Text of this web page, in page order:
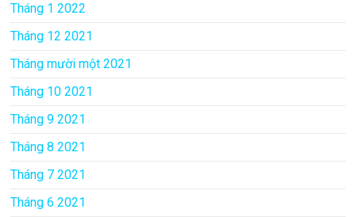
Tháng 1 2022
Tháng 12 2021
Tháng mười một 2021
Tháng 10 2021
Tháng 9 2021
Tháng 8 2021
Tháng 7 2021
Tháng 6 2021